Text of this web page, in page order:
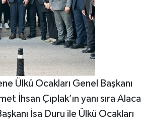
Ülkü Ocakları Genel Başkanı
İhsan Çıplak’ın yanı sıra Alaca
İsa Duru ile Ülkü Ocakları